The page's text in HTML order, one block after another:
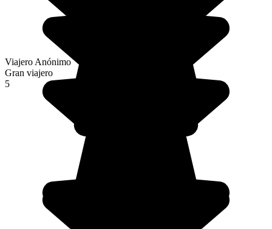
Viajero Anónimo
Gran viajero
5